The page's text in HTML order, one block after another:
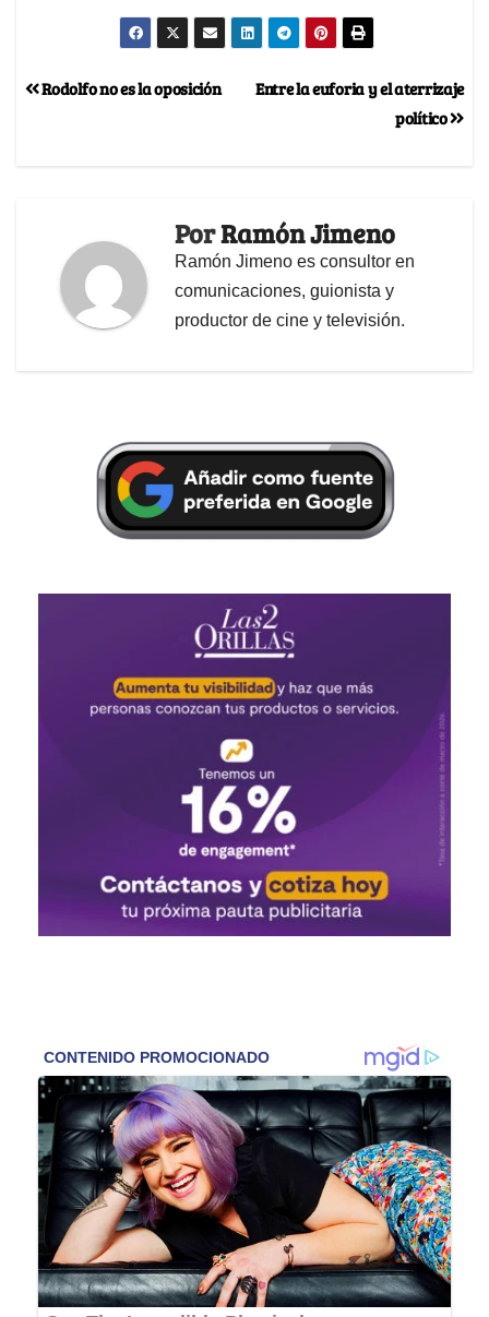
Entre la euforia y el aterrizaje
político
Rodolfo no es la oposición
PorRamón Jimeno
Ramón Jimeno es consultor en
comunicaciones, guionista y
productor de cine y televisión.